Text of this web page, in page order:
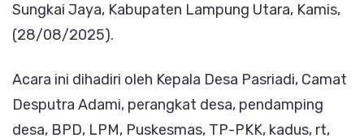
Sungkai Jaya, Kabupaten Lampung Utara, Kamis,
(28/08/2025).
Acara ini dihadiri oleh Kepala Desa Pasriadi, Camat
Desputra Adami, perangkat desa, pendamping
desa, BPD, LPM, Puskesmas, TP-PKK, kadus, rt,